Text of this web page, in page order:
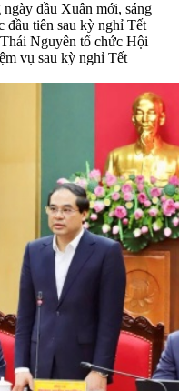
đầu Xuân mới, sáng
đầu tiên sau kỳ nghỉ Tết
Nguyên tổ chức Hội
vụ sau kỳ nghỉ Tết